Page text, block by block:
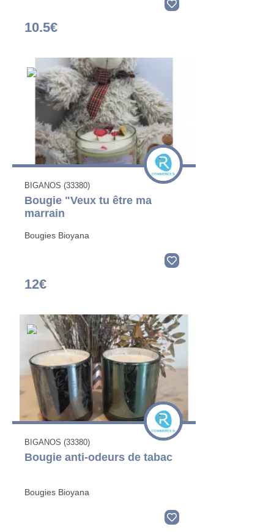
10.5€
BIGANOS (33380)
Bougie "Veux tu être ma
marrain
Bougies Bioyana
12€
BIGANOS (33380)
Bougie anti-odeurs de tabac
Bougies Bioyana